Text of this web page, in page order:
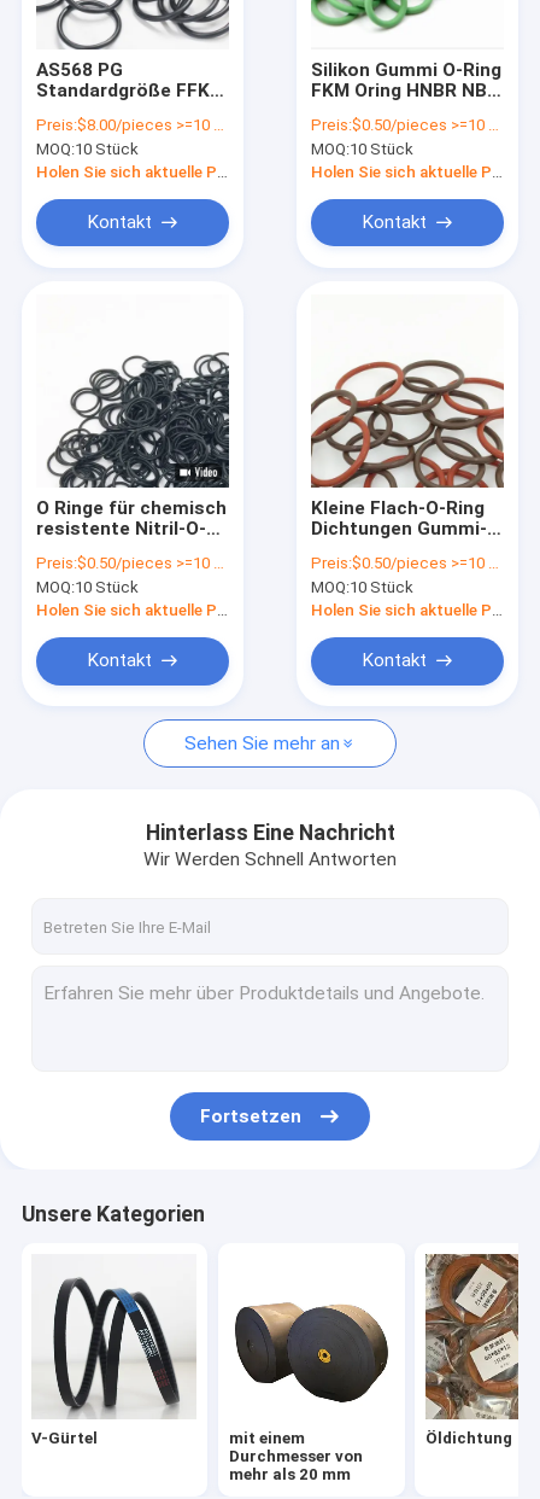
Videos
Über uns
Fabrik Tour
Nachrichten
mit einem Durchmesser von mehr als 20 mm
Öldichtung
Staubdichtungsring
hydraulischer Schlauch
ungrouped
OEM-Siegelring
AS568 PG
Standardgröße FFKM
Reinigungsgeräte
aus Gummi
Preis:$8.00/pieces >=10 pieces
MOQ:10 Stück
Holen Sie sich aktuelle Preis
Kontakt
Silikon Gummi O-Ring
FKM Oring HNBR NBR
Dichtung O-Ring für
alle Branchen in
schwarz
Preis:$0.50/pieces >=10 pieces
MOQ:10 Stück
Holen Sie sich aktuelle Preis
Kontakt
O Ringe für chemisch
resistente Nitril-O-
Gummidichtungen in
der Industrie
Preis:$0.50/pieces >=10 pieces
MOQ:10 Stück
Holen Sie sich aktuelle Preis
Kontakt
Kleine Flach-O-Ring
Dichtungen Gummi-
REACH Compliant
Buna NBR FKM
Silicon 70
Preis:$0.50/pieces >=10 pieces
MOQ:10 Stück
Holen Sie sich aktuelle Preis
Kontakt
Sehen Sie mehr an
Hinterlass Eine Nachricht
Wir Werden Schnell Antworten
Fortsetzen
Unsere Kategorien
V-Gürtel
mit einem
Durchmesser von
mehr als 20 mm
Öldichtung